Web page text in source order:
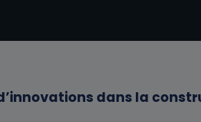
dans la